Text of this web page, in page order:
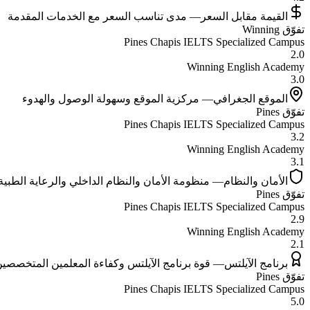
القيمة مقابل السعر — مدى تناسب السعر مع الخدمات المقدمة
تفوّق Winning
Pines Chapis IELTS Specialized Campus
2.0
Winning English Academy
3.0
الموقع الجغرافي— مركزية الموقع وسهولة الوصول والهدوء
تفوّق Pines
Pines Chapis IELTS Specialized Campus
3.2
Winning English Academy
3.1
الأمان والنظام— منظومة الأمان والنظام الداخلي والرعاية
تفوّق Pines
Pines Chapis IELTS Specialized Campus
2.9
Winning English Academy
2.1
برنامج الآيلتس— قوة برنامج الآيلتس وكفاءة المعلمين
تفوّق Pines
Pines Chapis IELTS Specialized Campus
5.0